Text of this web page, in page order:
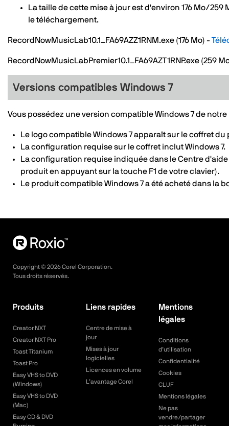
La taille de cette mise à jour est d'environ 176 Mo/
le téléchargement.
RecordNowMusicLab10.1_FA69AZZ1RNM.exe (176 Mo) -
RecordNowMusicLabPremier10.1_FA69AZT1RNP.exe (259
Versions compatibles Windows 7
Vous possédez une version compatible Windows 7 de
Le logo compatible Windows 7 apparaît sur le coffret du
La configuration requise sur le coffret inclut Windows 7.
La configuration requise indiquée dans le Centre
produit en appuyant sur la touche F1 de votre clavier).
Le produit compatible Windows 7 a été acheté dans la
Copyright © 2026Corel Corporation.
Tous droits réservés.
Produits
Creator NXT
Creator NXT Pro
Toast Titanium
Toast Pro
Easy VHS to DVD
(Windows)
Easy VHS to DVD
(Mac)
Easy CD & DVD
Liens rapides
Centre de mise à
jour
Mises à jour
logicielles
Licences en volume
L’avantage Corel
Mentions
légales
Conditions
d’utilisation
Confidentialité
Cookies
CLUF
Mentions légales
Ne pas
vendre/partager